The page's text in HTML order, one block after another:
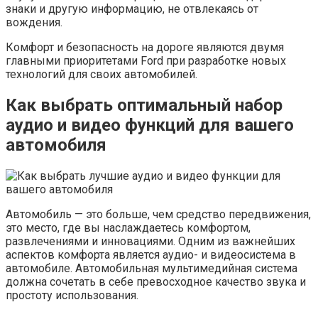
знаки и другую информацию, не отвлекаясь от
вождения.
Комфорт и безопасность на дороге являются двумя
главными приоритетами Ford при разработке новых
технологий для своих автомобилей.
Как выбрать оптимальный набор
аудио и видео функций для вашего
автомобиля
Автомобиль — это больше, чем средство передвижения,
это место, где вы наслаждаетесь комфортом,
развлечениями и инновациями. Одним из важнейших
аспектов комфорта является аудио- и видеосистема в
автомобиле. Автомобильная мультимедийная система
должна сочетать в себе превосходное качество звука и
простоту использования.